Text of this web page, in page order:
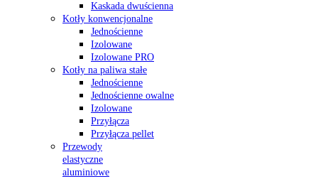
Kaskada dwuścienna
Kotły konwencjonalne
Jednościenne
Izolowane
Izolowane PRO
Kotły na paliwa stałe
Jednościenne
Jednościenne owalne
Izolowane
Przyłącza
Przyłącza pellet
Przewody
elastyczne
aluminiowe